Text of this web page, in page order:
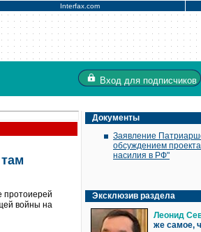
Interfax.com
Вход для подписчиков
протоиерей
войны на
Документы
Заявление
обсуждением
насилия в РФ"
Эксклюзив раздела
Леонид
же самое,